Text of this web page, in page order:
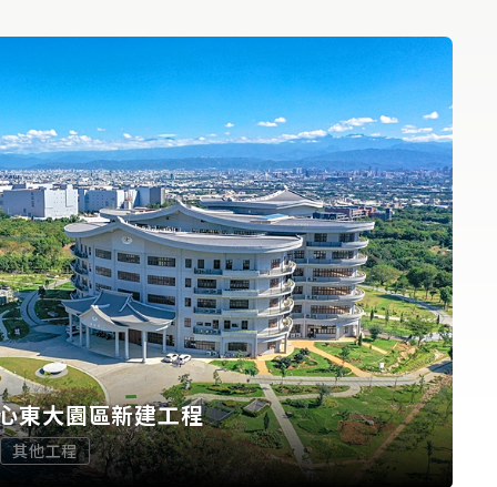
東大園區新建工程
其他工程